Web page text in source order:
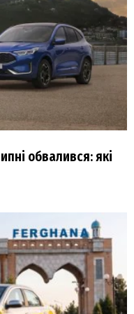
обвалився: які